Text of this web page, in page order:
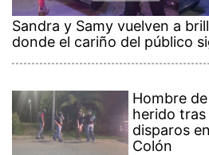
Sandra y Samy vuelven a
donde el cariño del público
Hombre
herido
disparos
Colón